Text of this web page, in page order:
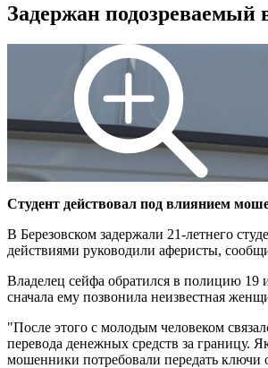
Задержан подозреваемый
Студент действовал под влиянием
В Березовском задержали 21-летнего
действиями руководили аферисты,
Владелец сейфа обратился в полицию
сначала ему позвонила неизвестная
"После этого с молодым человеком
перевода денежных средств за границу.
мошенники потребовали передать